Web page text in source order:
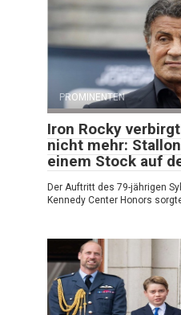
PROMINENTEN
Iron Rocky
nicht mehr:
einem Stock auf
Der Auftritt des 79-jährigen
Kennedy Center Honors